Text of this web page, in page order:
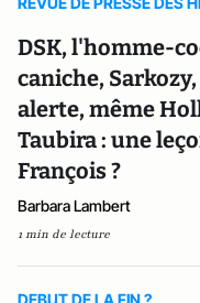
DSK, l'homme-
caniche,
alerte, même
Taubira : une
François ?
Barbara Lambert
1 min de lecture
DEBUT DE LA FIN ?